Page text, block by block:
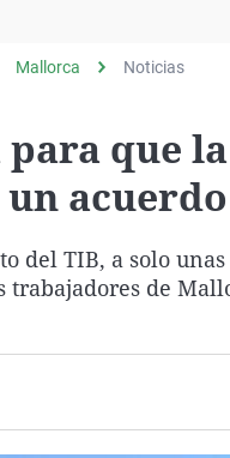
Viuda
País Vasco
Mallorca Noticias
que
acuerdo
del TIB, a solo
trabajadores de